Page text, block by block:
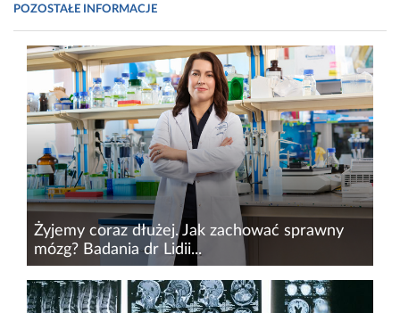
POZOSTAŁE INFORMACJE
Żyjemy coraz dłużej. Jak zachować sprawny
mózg? Badania dr Lidii...
Jeszcze kilkadziesiąt lat temu jednym z
największych osiągnięć medycyny było